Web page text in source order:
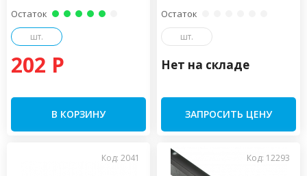
Остаток
шт.
202 P
В КОРЗИНУ
Остаток
шт.
Нет на складе
ЗАПРОСИТЬ ЦЕНУ
Код: 2041 Код: 12293